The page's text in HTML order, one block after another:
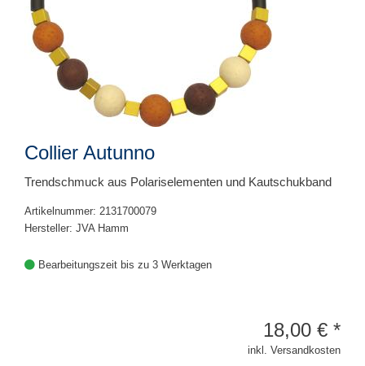
Collier Autunno
Trendschmuck aus Polariselementen und Kautschukband
Artikelnummer: 2131700079
Hersteller: JVA Hamm
Bearbeitungszeit bis zu 3 Werktagen
18,00 € *
inkl. Versandkosten